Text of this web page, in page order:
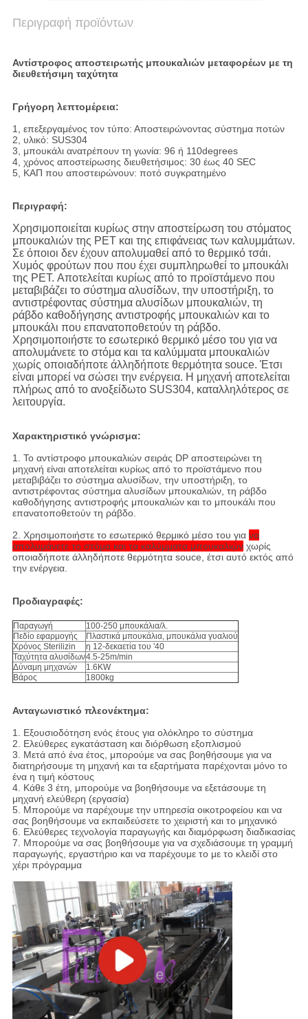
Περιγραφή προϊόντων
Αντίστροφος αποστειρωτής μπουκαλιών μεταφορέων με τη
διευθετήσιμη ταχύτητα
Γρήγορη λεπτομέρεια:
1, επεξεργαμένος τον τύπο: Αποστειρώνοντας σύστημα ποτών
2, υλικό: SUS304
3, μπουκάλι ανατρέπουν τη γωνία: 96 ή 110degrees
4, χρόνος αποστείρωσης διευθετήσιμος: 30 έως 40 SEC
5, ΚΑΠ που αποστειρώνουν: ποτό συγκρατημένο
Περιγραφή:
Χρησιμοποιείται κυρίως στην αποστείρωση του στόματος
μπουκαλιών της PET και της επιφάνειας των καλυμμάτων.
Σε όποιοι δεν έχουν απολυμαθεί από το θερμικό τσάι.
Χυμός φρούτων που που έχει συμπληρωθεί το μπουκάλι
της PET. Αποτελείται κυρίως από το προϊστάμενο που
μεταβιβάζει το σύστημα αλυσίδων, την υποστήριξη, το
αντιστρέφοντας σύστημα αλυσίδων μπουκαλιών, τη
ράβδο καθοδήγησης αντιστροφής μπουκαλιών και το
μπουκάλι που επανατοποθετούν τη ράβδο.
Χρησιμοποιήστε το εσωτερικό θερμικό μέσο του για να
απολυμάνετε το στόμα και τα καλύμματα μπουκαλιών
χωρίς οποιαδήποτε άλληδήποτε θερμότητα souce. Έτσι
είναι μπορεί να σώσει την ενέργεια. Η μηχανή αποτελείται
πλήρως από το ανοξείδωτο SUS304, καταλληλότερος σε
λειτουργία.
Χαρακτηριστικό γνώρισμα:
1. Το αντίστροφο μπουκαλιών σειράς DP αποστειρώνει τη
μηχανή είναι αποτελείται κυρίως από το προϊστάμενο που
μεταβιβάζει το σύστημα αλυσίδων, την υποστήριξη, το
αντιστρέφοντας σύστημα αλυσίδων μπουκαλιών, τη ράβδο
καθοδήγησης αντιστροφής μπουκαλιών και το μπουκάλι που
επανατοποθετούν τη ράβδο.
2. Χρησιμοποιήστε το εσωτερικό θερμικό μέσο του για να
απολυμάνετε το στόμα και τα καλύμματα μπουκαλιώνχωρίς
οποιαδήποτε άλληδήποτε θερμότητα souce, έτσι αυτό εκτός από
την ενέργεια.
Προδιαγραφές:
Παραγωγή
100-250 μπουκάλια/λ.
Πεδίο εφαρμογής
Πλαστικά μπουκάλια, μπουκάλια γυαλιού
Χρόνος Sterilizin
η 12-δεκαετία του '40
Ταχύτητα αλυσίδων4.5-25m/min
Δύναμη μηχανών
1.6KW
Βάρος
1800kg
Ανταγωνιστικό πλεονέκτημα:
1. Εξουσιοδότηση ενός έτους για ολόκληρο το σύστημα
2. Ελεύθερες εγκατάσταση και διόρθωση εξοπλισμού
3. Μετά από ένα έτος, μπορούμε να σας βοηθήσουμε για να
διατηρήσουμε τη μηχανή και τα εξαρτήματα παρέχονται μόνο το
ένα η τιμή κόστους
4. Κάθε 3 έτη, μπορούμε να βοηθήσουμε να εξετάσουμε τη
μηχανή ελεύθερη (εργασία)
5. Μπορούμε να παρέχουμε την υπηρεσία οικοτροφείου και να
σας βοηθήσουμε να εκπαιδεύσετε το χειριστή και το μηχανικό
6. Ελεύθερες τεχνολογία παραγωγής και διαμόρφωση διαδικασίας
7. Μπορούμε να σας βοηθήσουμε για να σχεδιάσουμε τη γραμμή
παραγωγής, εργαστήριο και να παρέχουμε το με το κλειδί στο
χέρι πρόγραμμα